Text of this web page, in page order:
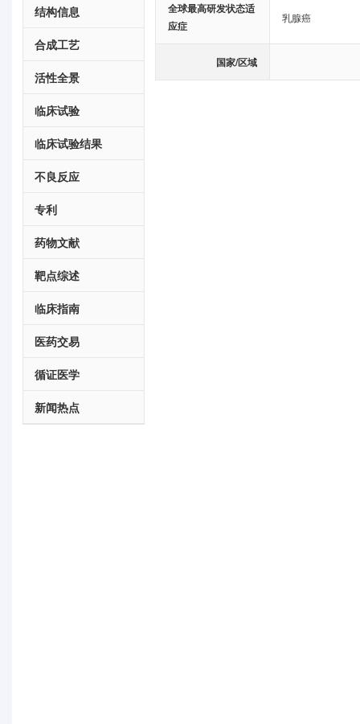
结构信息
合成工艺
活性全景
临床试验
临床试验结果
不良反应
专利
药物文献
靶点综述
临床指南
医药交易
循证医学
新闻热点
全球最高研发状态适
应症
乳腺癌
国家/区域